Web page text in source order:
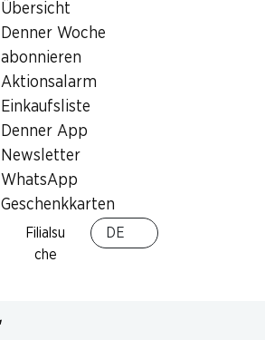
Übersicht
Denner Woche
abonnieren
Aktionsalarm
Einkaufsliste
Denner App
Newsletter
WhatsApp
Geschenkkarten
Filialsu
che
DE